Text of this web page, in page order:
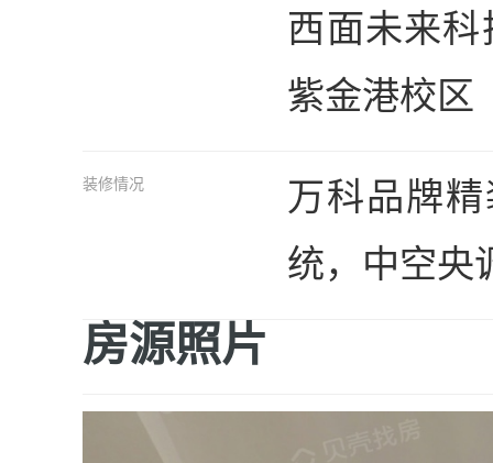
西面未来
紫金港校区
装修情况
万科品牌
统，中空央
房源照片